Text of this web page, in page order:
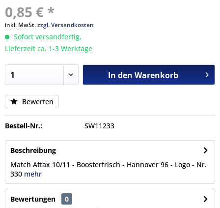
0,85 € *
inkl. MwSt.zzgl. Versandkosten
Sofort versandfertig,
Lieferzeit ca. 1-3 Werktage
In den Warenkorb
Bewerten
Bestell-Nr.: SW11233
Beschreibung
Match Attax 10/11 - Boosterfrisch - Hannover 96 - Logo - Nr.
330 mehr
Bewertungen
0